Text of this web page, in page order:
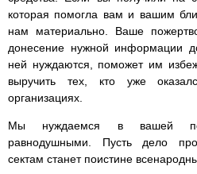
которая помогла вам и вашим
нам материально. Ваше
донесение нужной информации
ней нуждаются, поможет им
выручить тех, кто уже
организациях.
Мы нуждаемся в вашей
равнодушными. Пусть дело
сектам станет поистине